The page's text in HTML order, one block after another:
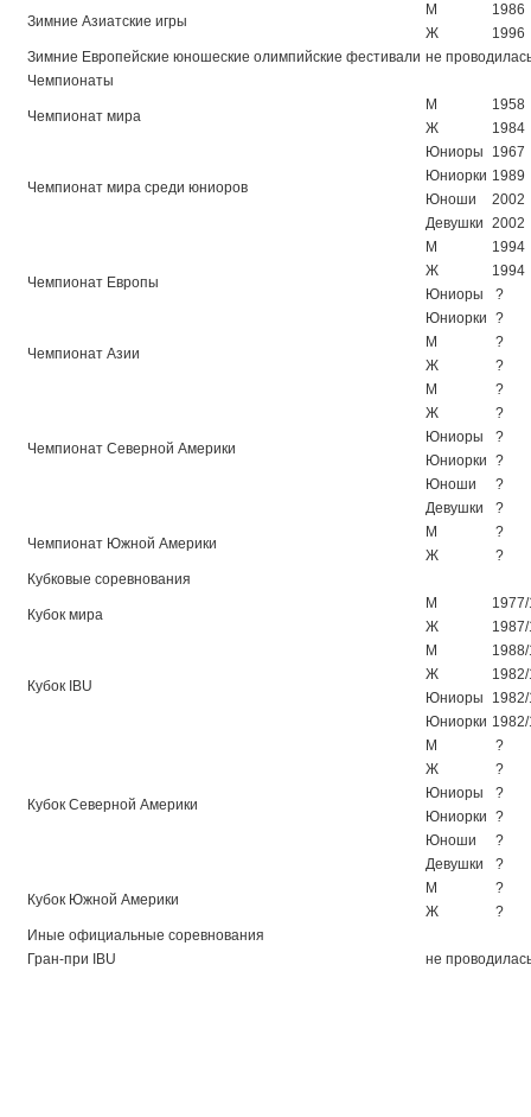
Зимние Азиатские игры
М
1986
Ж
1996
Зимние Европейские юношеские олимпийские фестивали не
Чемпионаты
Чемпионат мира
М
1958
Ж
1984
Чемпионат мира среди юниоров
Юниоры
1967
Юниорки 1989
Юноши
2002
Девушки 2002
Чемпионат Европы
М
1994
Ж
1994
Юниоры
?
Юниорки ?
Чемпионат Азии
М
?
Ж
?
Чемпионат Северной Америки
М
?
Ж
?
Юниоры
?
Юниорки ?
Юноши
?
Девушки
?
Чемпионат Южной Америки
М
?
Ж
?
Кубковые соревнования
Кубок мира
М
Ж
Кубок IBU
М
Ж
Юниоры
Юниорки
Кубок Северной Америки
М
?
Ж
?
Юниоры
?
Юниорки ?
Юноши
?
Девушки
?
Кубок Южной Америки
М
?
Ж
?
Иные официальные соревнования
Гран-при IBU
не